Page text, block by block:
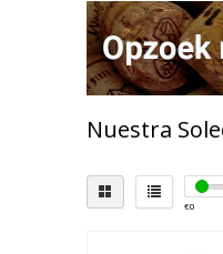
Nuestra
€0